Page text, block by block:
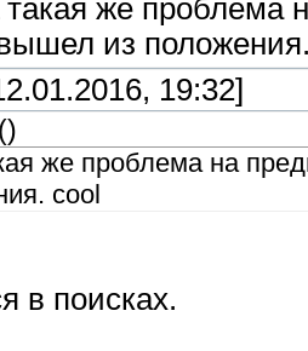
же проблема
вышел из
19:32]
()
же проблема на
cool
в поисках.